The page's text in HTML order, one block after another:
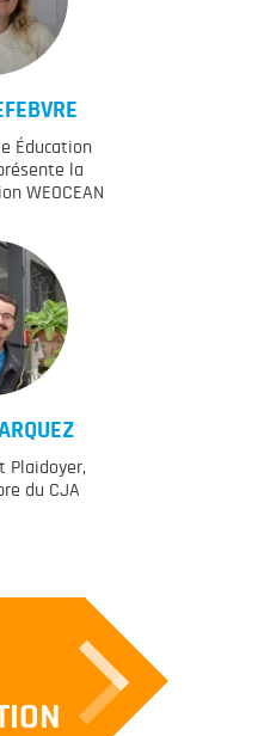
Éducation
la
WEOCEAN
Plaidoyer,
du CJA